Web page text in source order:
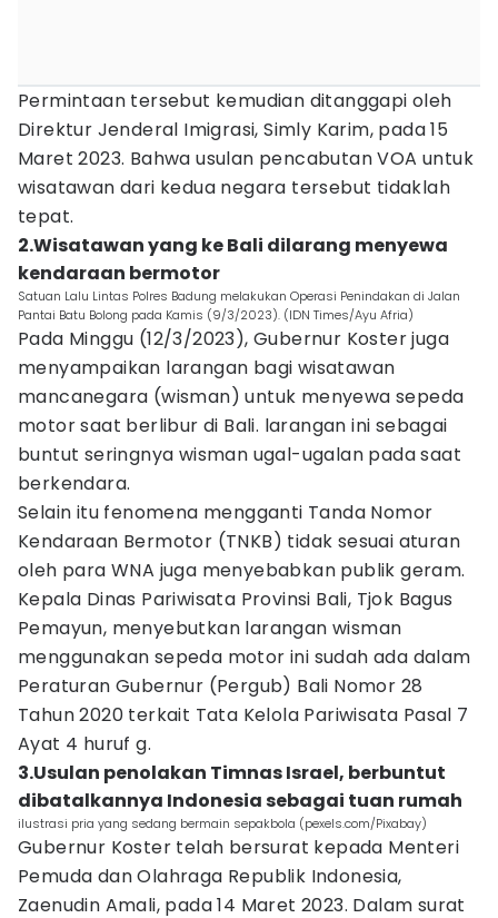
Permintaan tersebut kemudian ditanggapi oleh
Direktur Jenderal Imigrasi, Simly Karim, pada 15
Maret 2023. Bahwa usulan pencabutan VOA untuk
wisatawan dari kedua negara tersebut tidaklah
tepat.
2.Wisatawan yang ke Bali dilarang menyewa
kendaraan bermotor
Satuan Lalu Lintas Polres Badung melakukan Operasi Penindakan di Jalan
Pantai Batu Bolong pada Kamis (9/3/2023). (IDN Times/Ayu Afria)
Pada Minggu (12/3/2023), Gubernur Koster juga
menyampaikan larangan bagi wisatawan
mancanegara (wisman) untuk menyewa sepeda
motor saat berlibur di Bali. larangan ini sebagai
buntut seringnya wisman ugal-ugalan pada saat
berkendara.
Selain itu fenomena mengganti Tanda Nomor
Kendaraan Bermotor (TNKB) tidak sesuai aturan
oleh para WNA juga menyebabkan publik geram.
Kepala Dinas Pariwisata Provinsi Bali, Tjok Bagus
Pemayun, menyebutkan larangan wisman
menggunakan sepeda motor ini sudah ada dalam
Peraturan Gubernur (Pergub) Bali Nomor 28
Tahun 2020 terkait Tata Kelola Pariwisata Pasal 7
Ayat 4 huruf g.
3.Usulan penolakan Timnas Israel, berbuntut
dibatalkannya Indonesia sebagai tuan rumah
ilustrasi pria yang sedang bermain sepakbola (pexels.com/Pixabay)
Gubernur Koster telah bersurat kepada Menteri
Pemuda dan Olahraga Republik Indonesia,
Zaenudin Amali, pada 14 Maret 2023. Dalam surat